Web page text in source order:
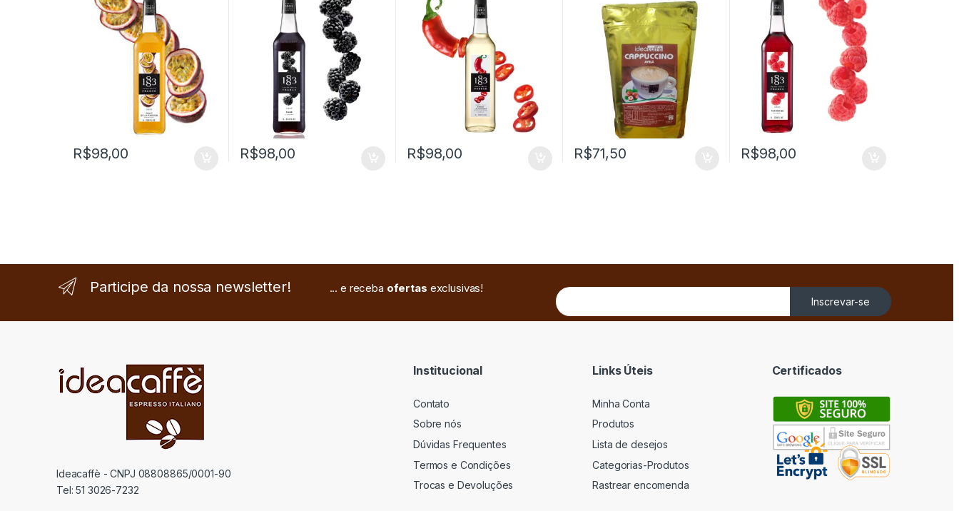
R$98,00 R$98,00 R$98,00 R$71,50 R$98,00
Participe da nossa newsletter! ... e receba ofertas exclusivas!
Inscrevar-se
Ideacaffè - CNPJ 08808865/0001-90
Tel: 51 3026-7232
Institucional
Contato
Sobre nós
Dúvidas Frequentes
Termos e Condições
Trocas e Devoluções
Links Úteis
Minha Conta
Produtos
Lista de desejos
Categorias-Produtos
Rastrear encomenda
Certificados